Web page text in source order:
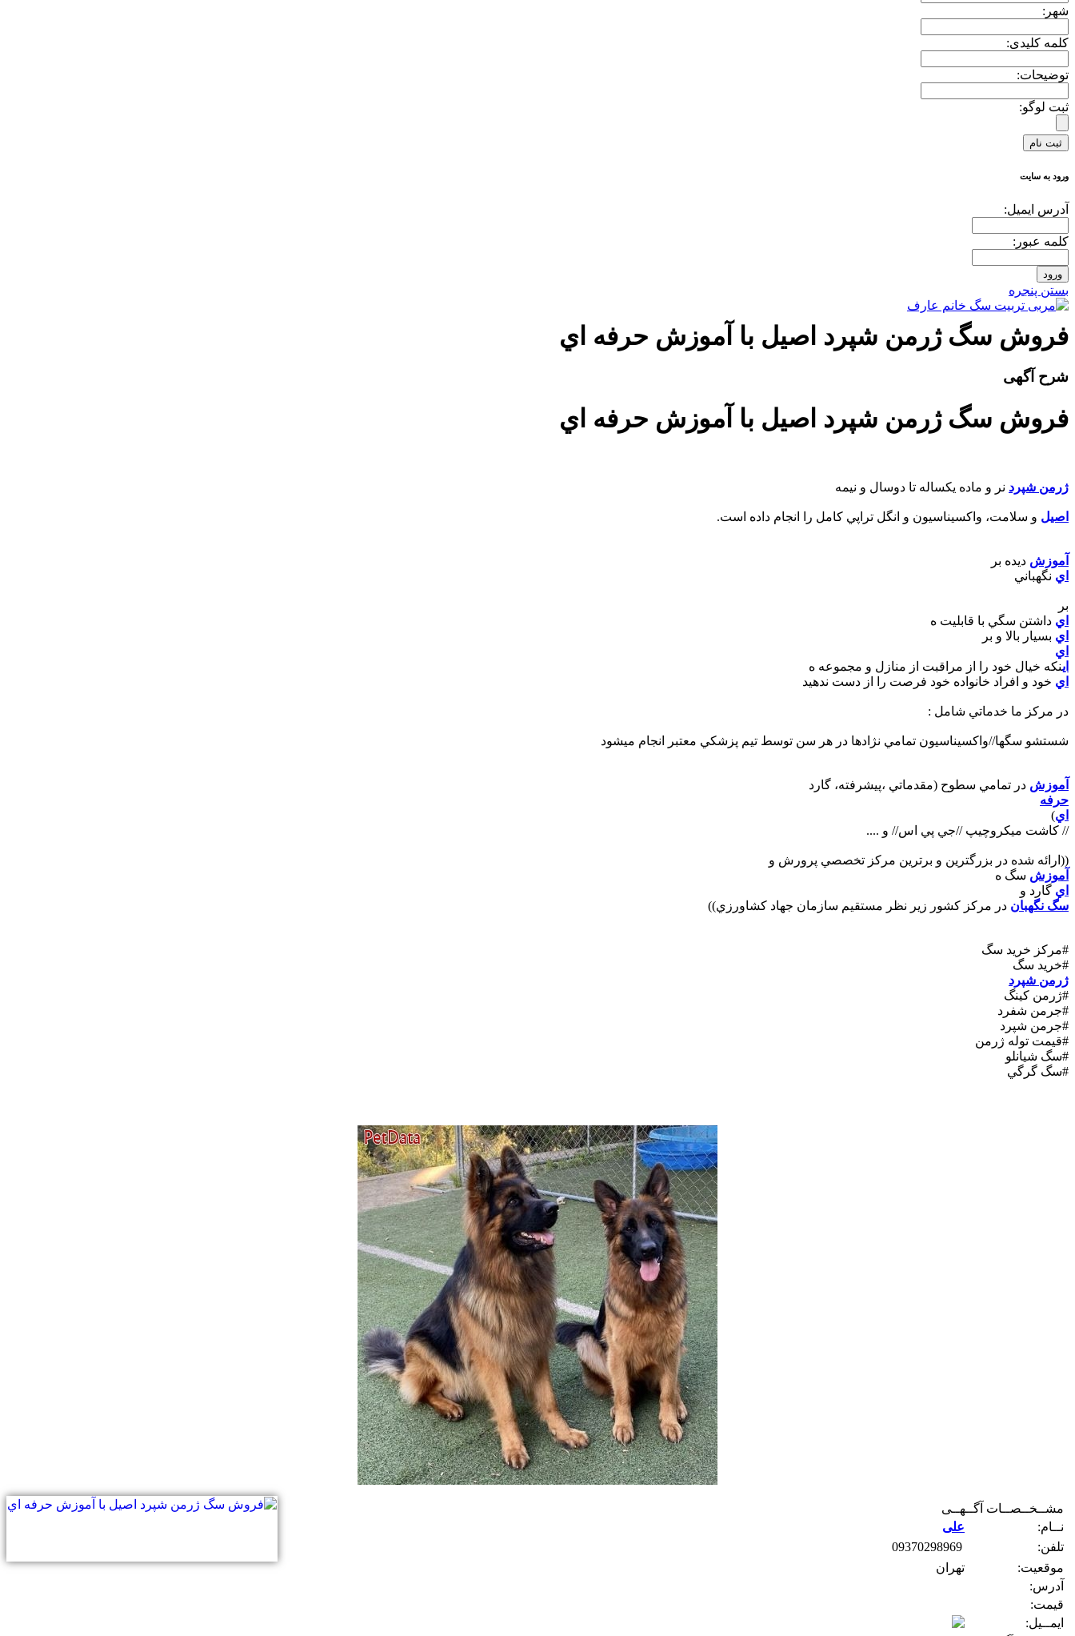
شهر:
کلمه کلیدی:
توضیحات:
ثبت لوگو:
ورود به سایت
آدرس ايميل:
کلمه عبور:
بستن پنجره
فروش سگ ژرمن شپرد اصيل با آموزش حرفه اي
شرح آگهی
فروش سگ ژرمن شپرد اصيل با آموزش حرفه اي
ژرمن شپرد نر و ماده يکساله تا دوسال و نيمه
اصيل و سلامت، واکسيناسيون و انگل تراپي کامل را انجام داده است.
آموزش ديده بر
اي نگهباني
بر
اي داشتن سگي با قابليت ه
اي بسيار بالا و بر
اي
اينکه خيال خود را از مراقبت از منازل و مجموعه ه
اي خود و افراد خانواده خود فرصت را از دست ندهيد
در مرکز ما خدماتي شامل :
شستشو سگها//واکسيناسيون تمامي نژادها در هر سن توسط تيم پزشکي معتبر انجام ميشود
آموزش در تمامي سطوح (مقدماتي ،پيشرفته، گارد
حرفه
اي)
// کاشت ميکروچيپ //جي پي اس// و ....
((ارائه شده در بزرگترين و برترين مرکز تخصصي پرورش و
آموزش سگ ه
اي گارد و
سگ نگهبان در مرکز کشور زير نظر مستقيم سازمان جهاد کشاورزي))
#مرکز خريد سگ
#خريد سگ
ژرمن شپرد
#ژرمن کينگ
#جرمن شفرد
#جرمن شپرد
#قيمت توله ژرمن
#سگ شيانلو
#سگ گرگي
مشــخــصــات آگــهــی
نــام:
علی
تلفن:
09370298969
موقعیت:
تهران
آدرس:
قیمت:
ایمــیل: